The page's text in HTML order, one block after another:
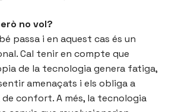
no vol?
passa i en aquest cas és un
Cal tenir en compte que
de la tecnologia genera fatiga,
amenaçats i els obliga a
confort. A més, la tecnologia